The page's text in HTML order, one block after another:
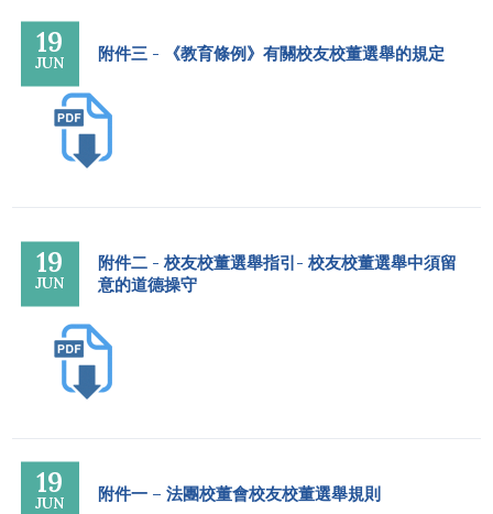
19
JUN 附件三 - 《教育條例》有關校友校董選舉的規定
19
JUN
附件二 - 校友校董選舉指引- 校友校董選舉中須留
意的道德操守
19
JUN 附件一 – 法團校董會校友校董選舉規則